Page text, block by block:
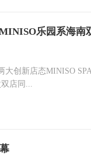
乐园系海南
大创新店态MINISO
店同...